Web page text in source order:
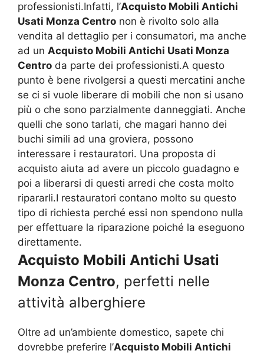
professionisti.Infatti, l’Acquisto Mobili Antichi
Usati Monza Centro non è rivolto solo alla
vendita al dettaglio per i consumatori, ma anche
ad un Acquisto Mobili Antichi Usati Monza
Centro da parte dei professionisti.A questo
punto è bene rivolgersi a questi mercatini anche
se ci si vuole liberare di mobili che non si usano
più o che sono parzialmente danneggiati. Anche
quelli che sono tarlati, che magari hanno dei
buchi simili ad una groviera, possono
interessare i restauratori. Una proposta di
acquisto aiuta ad avere un piccolo guadagno e
poi a liberarsi di questi arredi che costa molto
ripararli.I restauratori contano molto su questo
tipo di richiesta perché essi non spendono nulla
per effettuare la riparazione poiché la eseguono
direttamente.
Acquisto Mobili Antichi Usati
Monza Centro, perfetti nelle
attività alberghiere
Oltre ad un’ambiente domestico, sapete chi
dovrebbe preferire l’Acquisto Mobili Antichi